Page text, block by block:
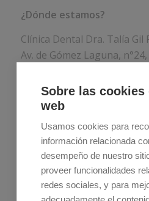
Sobre las
web
Usamos cookies para
información relacionada
desempeño de nuestro
proveer funcionalidades
redes sociales, y para
¿Dónde estamos?
Clínica Dental Dra. Talía Gil
Av. de Gómez Laguna,
Teléfono:976 75 77 44